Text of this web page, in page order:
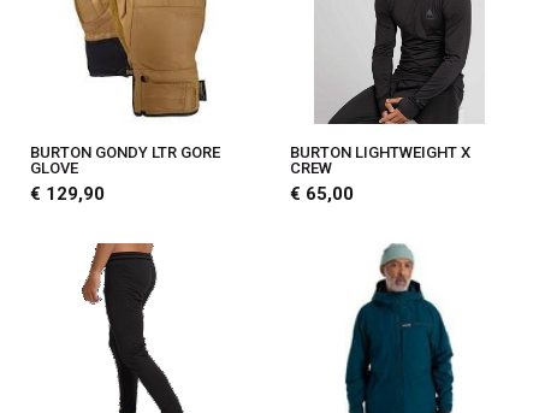
BURTON GONDY LTR GORE
GLOVE
€ 129,90
BURTON LIGHTWEIGHT X
CREW
€ 65,00